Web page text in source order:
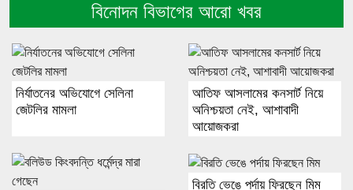
বিনোদন বিভাগের আরো খবর
নির্যাতনের অভিযোগে সেলিনা
জেটলির মামলা
আতিফ আসলামের কনসার্ট নিয়ে
অনিশ্চয়তা নেই, আশাবাদী
আয়োজকরা
বিরতি ভেঙে পর্দায় ফিরছেন মিম